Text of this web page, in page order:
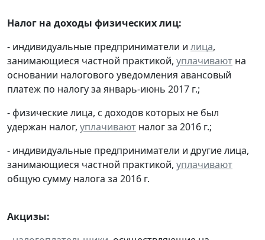
Налог на доходы физических лиц:
- индивидуальные предприниматели и лица,
занимающиеся частной практикой, уплачивают на
основании налогового уведомления авансовый
платеж по налогу за январь-июнь 2017 г.;
- физические лица, с доходов которых не был
удержан налог, уплачивают налог за 2016 г.;
- индивидуальные предприниматели и другие лица,
занимающиеся частной практикой, уплачивают
общую сумму налога за 2016 г.
Акцизы: